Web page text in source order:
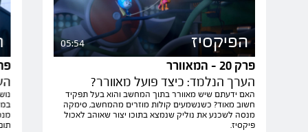
הפיקסיז 05:54
פרק 20 - המאוורר
הערך הנלמד: כיצד פועל מאוורר?
האם ידעתם שיש מאוורר בתוך המחשב והוא בעל תפקיד
חשוב מאוד? כשנשמעים קולות מוזרים מהמחשב, סימקה
מנסה לשכנע את נוליק שנמצא בתוכו יצור שאוהב לאכול
פיקסיז.
פרק 21